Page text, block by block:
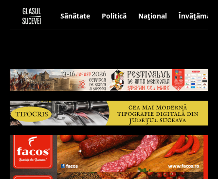
Sănătate Politică Național Învățământ